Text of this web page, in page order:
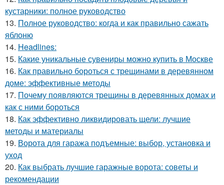
кустарники: полное руководство
13. Полное руководство: когда и как правильно сажать
яблоню
14. Headlines:
15. Какие уникальные сувениры можно купить в Москве
16. Как правильно бороться с трещинами в деревянном
доме: эффективные методы
17. Почему появляются трещины в деревянных домах и
как с ними бороться
18. Как эффективно ликвидировать щели: лучшие
методы и материалы
19. Ворота для гаража подъемные: выбор, установка и
уход
20. Как выбрать лучшие гаражные ворота: советы и
рекомендации